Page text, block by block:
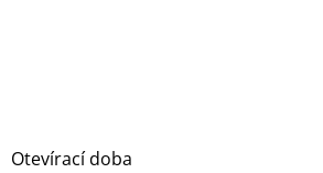
Otevírací doba